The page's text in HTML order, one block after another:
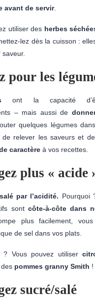
avant de servir.
utiliser des herbes
lez dès la cuisson :
pour les
ont la capacité
– mais aussi de
quelques légumes
de relever les saveurs et
caractère à vos recettes.
plus « acide
par l’acidité. Pourquoi
sont côte-à-côte dans
plus facilement,
de sel dans vos plats.
? Vous pouvez utiliser
pommes granny Smith !
sucré/salé